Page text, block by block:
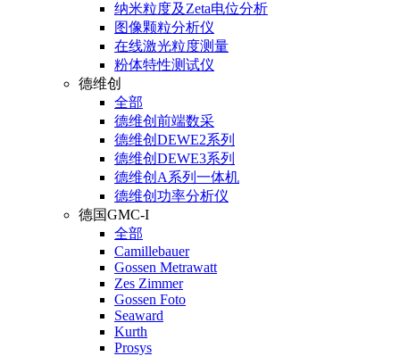
纳米粒度及Zeta电位分析
图像颗粒分析仪
在线激光粒度测量
粉体特性测试仪
德维创
全部
德维创前端数采
德维创DEWE2系列
德维创DEWE3系列
德维创A系列一体机
德维创功率分析仪
德国GMC-I
全部
Camillebauer
Gossen Metrawatt
Zes Zimmer
Gossen Foto
Seaward
Kurth
Prosys